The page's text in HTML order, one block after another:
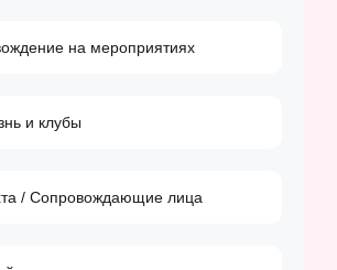
на мероприятиях
и клубы
/ Сопровождающие лица